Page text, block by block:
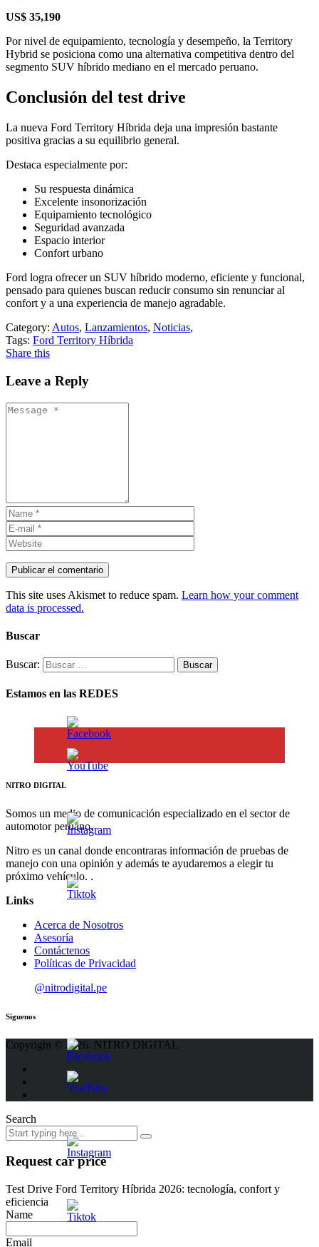
US$ 35,190
Por nivel de equipamiento, tecnología y desempeño, la Territory
Hybrid se posiciona como una alternativa competitiva dentro del
segmento SUV híbrido mediano en el mercado peruano.
Conclusión del test drive
La nueva Ford Territory Híbrida deja una impresión bastante
positiva gracias a su equilibrio general.
Destaca especialmente por:
Su respuesta dinámica
Excelente insonorización
Equipamiento tecnológico
Seguridad avanzada
Espacio interior
Confort urbano
Ford logra ofrecer un SUV híbrido moderno, eficiente y funcional,
pensado para quienes buscan reducir consumo sin renunciar al
confort y a una experiencia de manejo agradable.
Category: Autos, Lanzamientos, Noticias,
Tags: Ford Territory Híbrida
Share this
Leave a Reply
This site uses Akismet to reduce spam. Learn how your comment
data is processed.
Buscar
Buscar:
Estamos en las REDES
NITRO DIGITAL
Somos un medio de comunicación especializado en el sector de
automotor peruano.
Nitro es un canal donde encontraras información de pruebas de
manejo con una opinión y además te ayudaremos a elegir tu
próximo vehículo. .
Links
Acerca de Nosotros
Asesoría
Contáctenos
Políticas de Privacidad
@nitrodigital.pe
Síguenos
Copyright © 2026. NITRO DIGITAL
Search
Request car price
Test Drive Ford Territory Híbrida 2026: tecnología, confort y
eficiencia
Name
Email